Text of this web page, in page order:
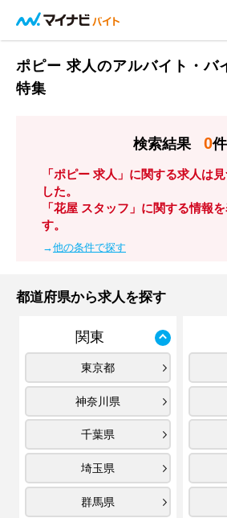
ポピー 求人のアルバイト・バ
特集
検索結果 0件
「ポピー 求人」に関する求人は
した。
「花屋 スタッフ」に関する情報
す。
→他の条件で探す
都道府県から求人を探す
関東
東京都
神奈川県
千葉県
埼玉県
群馬県